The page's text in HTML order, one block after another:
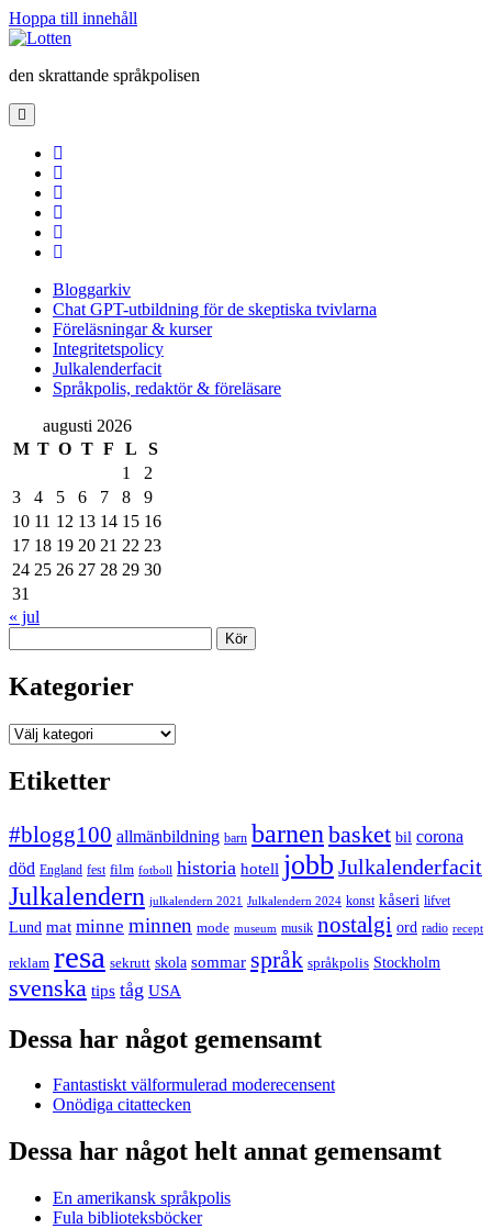
Hoppa till innehåll
Lotten
den skrattande språkpolisen
öppna
primär
Bloggarkiv
Chat GPT-utbildning för de skeptiska tvivlarna
Föreläsningar & kurser
Integritetspolicy
Julkalenderfacit
Språkpolis, redaktör & föreläsare
Sidopanel
augusti 2026
M T O T F L
S
1
2
3
4 5 6 7 8
9
10 11 12 13 14 15 16
17 18 19 20 21 22 23
24 25 26 27 28 29 30
31
« jul
Kategorier
Kategorier
Etiketter
#blogg100 allmänbildning barn barnen basket bil corona
död England fest film fotboll historia hotell jobb Julkalenderfacit
Julkalendern julkalendern 2021 Julkalendern 2024 konst kåseri lifvet
Lund mat minne minnen mode museum musik nostalgi ord radio recept
reklam resa sekrutt skola sommar språk språkpolis Stockholm
svenska tips tåg USA
Dessa har något gemensamt
Fantastiskt välformulerad moderecensent
Onödiga citattecken
Dessa har något helt annat gemensamt
En amerikansk språkpolis
Fula biblioteksböcker